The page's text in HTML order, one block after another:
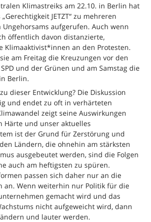
Klimastreiks am 22.10. in Berlin hat
JETZT“ zu mehreren
aufgerufen. Auch wenn
öffentlich davon distanzierte,
Klimaaktivist*innen an den Protesten.
am Freitag die Kreuzungen vor den
und der Grünen und am Samstag die
Berlin.
dieser Entwicklung? Die Diskussion
und endet zu oft in verhärteten
zeigt seine Auswirkungen
Härte und unser aktuelles
ist der Grund für Zerstörung und
Ländern, die ohnehin am stärksten
ausgebeutet werden, sind die Folgen
auch am heftigsten zu spüren.
passen sich daher nur an die
an. Wenn weiterhin nur Politik für die
gemacht wird und das
nicht aufgeweicht wird, dann
und lauter werden.